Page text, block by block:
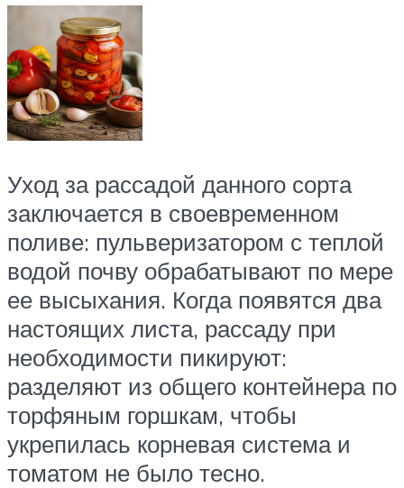
Уход за рассадой данного сорта
заключается в своевременном
поливе: пульверизатором с теплой
водой почву обрабатывают по мере
ее высыхания. Когда появятся два
настоящих листа, рассаду при
необходимости пикируют:
разделяют из общего контейнера по
торфяным горшкам, чтобы
укрепилась корневая система и
томатом не было тесно.